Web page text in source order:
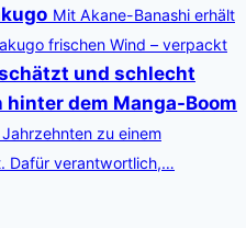
Mit Akane-Banashi erhält
frischen Wind – verpackt
und schlecht
dem Manga-Boom
zu einem
Dafür verantwortlich,…